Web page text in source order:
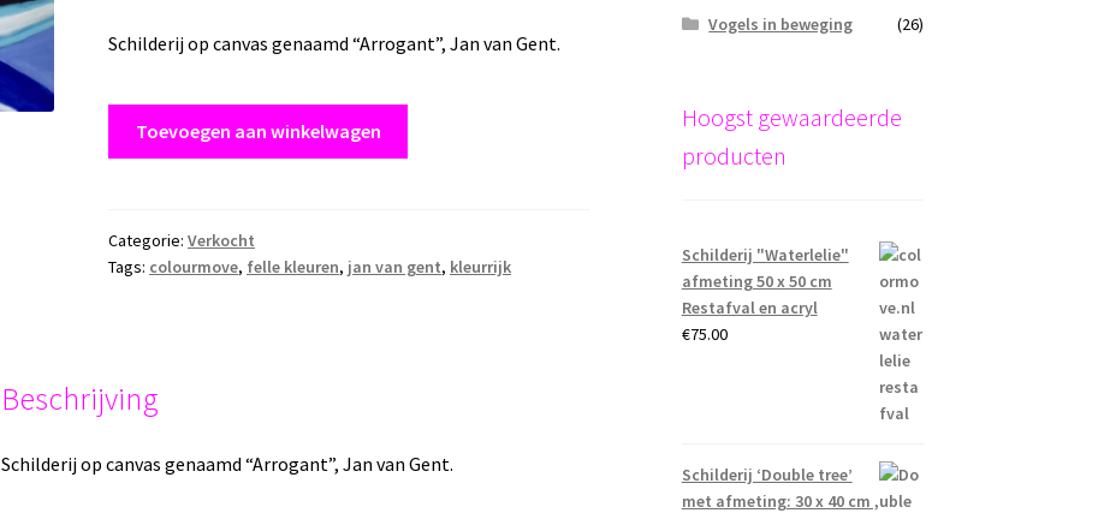
Schilderij op canvas genaamd “Arrogant”, Jan van Gent.
afmeting:
40
aantal
Toevoegen aan winkelwagen
Categorie: Verkocht
Tags: colourmove, felle kleuren, jan van gent, kleurrijk
Beschrijving
Schilderij op canvas genaamd “Arrogant”, Jan van Gent.
Vogels in beweging
(26)
Hoogst gewaardeerde
producten
Schilderij "Waterlelie"
afmeting 50 x 50 cm
Restafval en acryl
€75.00
Schilderij ‘Double tree’
met afmeting: 30 x 40 cm ,